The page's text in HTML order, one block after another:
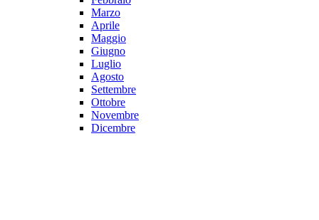
Marzo
Aprile
Maggio
Giugno
Luglio
Agosto
Settembre
Ottobre
Novembre
Dicembre